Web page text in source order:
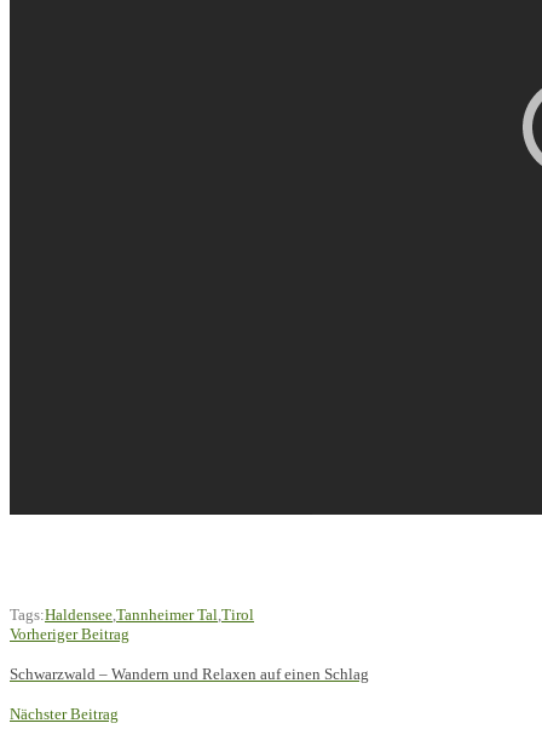
Tags:Haldensee Tannheimer Tal Tirol
Vorheriger Beitrag
Schwarzwald – Wandern und Relaxen auf einen Schlag
Nächster Beitrag